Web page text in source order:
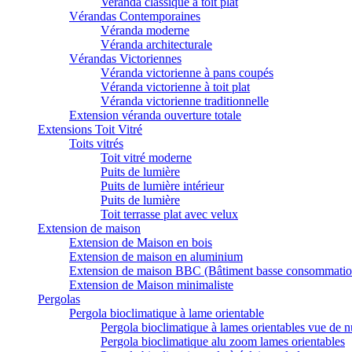
Vérandas Contemporaines
Véranda moderne
Véranda architecturale
Vérandas Victoriennes
Véranda victorienne à pans coupés
Véranda victorienne à toit plat
Véranda victorienne traditionnelle
Extension véranda ouverture totale
Extensions Toit Vitré
Toits vitrés
Toit vitré moderne
Puits de lumière
Puits de lumière intérieur
Puits de lumière
Toit terrasse plat avec velux
Extension de maison
Extension de Maison en bois
Extension de maison en aluminium
Extension de maison BBC (Bâtiment basse
Extension de Maison minimaliste
Pergolas
Pergola bioclimatique à lame orientable
Pergola bioclimatique à lames orientables vue de
Pergola bioclimatique alu zoom lames orientables